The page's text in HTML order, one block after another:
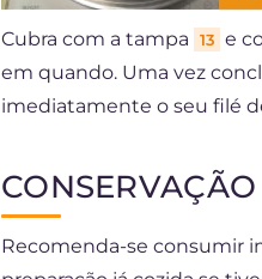
Cubra com a tampa 13 e
em quando. Uma vez
imediatamente o seu filé
CONSERVAÇÃO
Recomenda-se consumir